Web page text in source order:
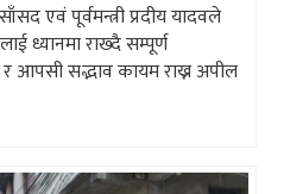
एवं पूर्वमन्त्री प्रदीय यादवले
ध्यानमा राख्दै सम्पूर्ण
र आपसी सद्भाव कायम राख्न अपील